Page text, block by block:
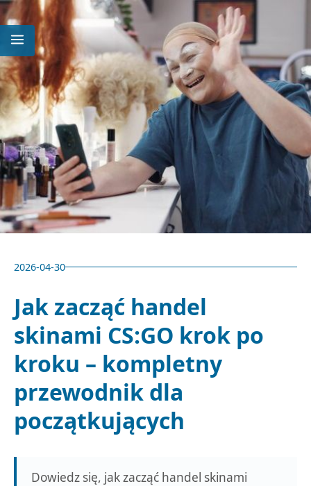
2026-04-30
Jak zacząć handel
skinami CS:GO krok po
kroku – kompletny
przewodnik dla
początkujących
Dowiedz się, jak zacząć handel skinami